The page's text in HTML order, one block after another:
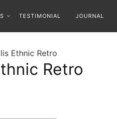
TESTIMONIAL JOURNAL
Ethnic Retro
Retro